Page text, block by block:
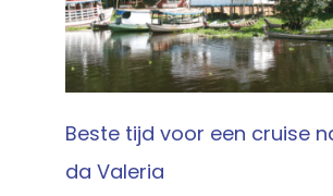
Beste tijd voor een cruise
da Valeria